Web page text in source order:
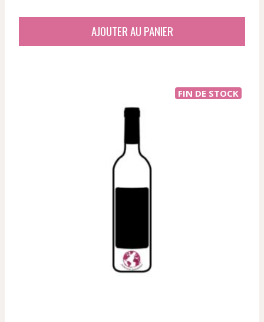
est :
AJOUTER AU PANIER
FIN DE STOCK